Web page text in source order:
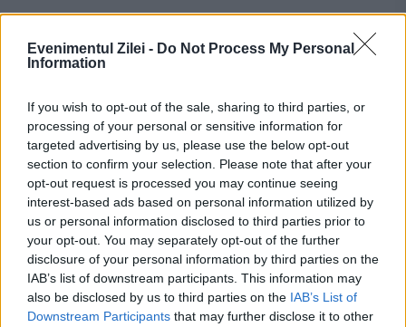
Evenimentul Zilei - Do Not Process My Personal
Information
If you wish to opt-out of the sale, sharing to third parties, or
processing of your personal or sensitive information for
targeted advertising by us, please use the below opt-out
section to confirm your selection. Please note that after your
opt-out request is processed you may continue seeing
interest-based ads based on personal information utilized by
us or personal information disclosed to third parties prior to
your opt-out. You may separately opt-out of the further
disclosure of your personal information by third parties on the
IAB’s list of downstream participants. This information may
also be disclosed by us to third parties on the IAB’s List of
Downstream Participants that may further disclose it to other
benzina Constanta evz lukoil mol
romgaz socar